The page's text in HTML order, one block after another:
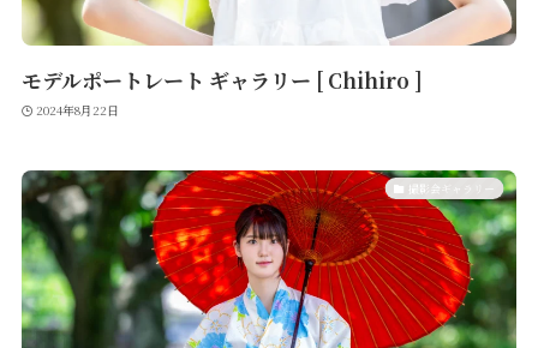
モデルポートレート ギャラリー [ Chihiro ]
2024年8月22日
撮影会ギャラリー